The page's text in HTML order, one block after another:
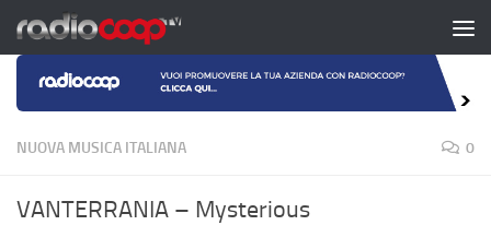
Salta al contenuto
NUOVA MUSICA ITALIANA 0
VANTERRANIA – Mysterious